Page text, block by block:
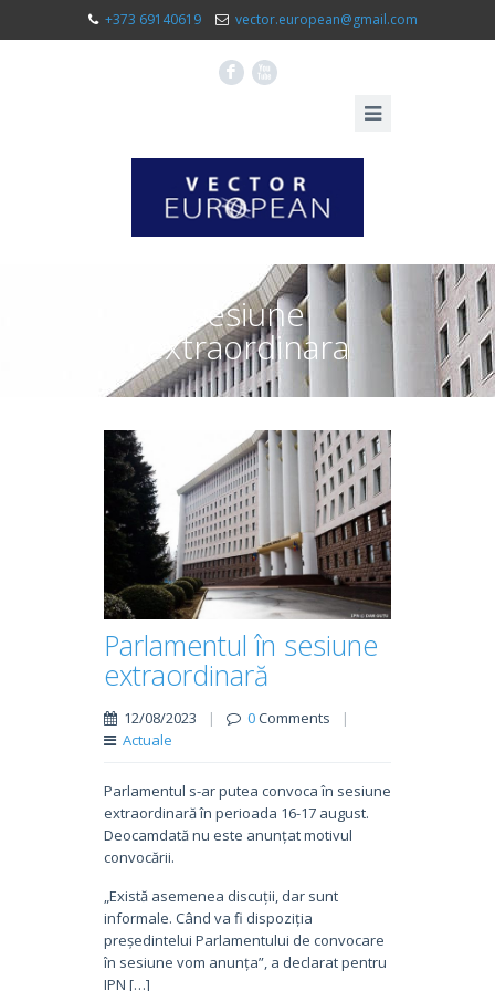
+373 69140619 vector.european@gmail.com
F X
sesiune
extraordinara
Parlamentul în sesiune
extraordinară
12/08/2023 | 0Comments
|
Actuale
Parlamentul s-ar putea convoca în sesiune
extraordinară în perioada 16-17 august.
Deocamdată nu este anunțat motivul
convocării.
„Există asemenea discuții, dar sunt
informale. Când va fi dispoziția
președintelui Parlamentului de convocare
în sesiune vom anunța”, a declarat pentru
IPN […]